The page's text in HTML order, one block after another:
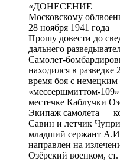
«ДОНЕСЕНИЕ
Московскому
28 ноября 1941 года
Прошу довести до
дальнего
Самолет-
находился в разведке
время боя с немецким
«мессершмиттом-109»
местечке Каблучки
Экипаж самолета —
Савин и летчик
младший сержант
направлен на
Озёрский военком,